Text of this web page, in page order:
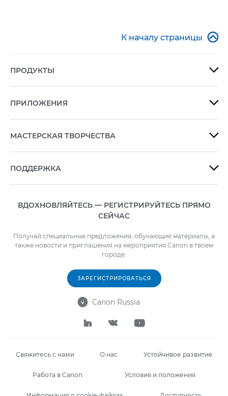
К началу страницы 
ПРОДУКТЫ 
ПРИЛОЖЕНИЯ 
МАСТЕРСКАЯ ТВОРЧЕСТВА 
ПОДДЕРЖКА 
ВДОХНОВЛЯЙТЕСЬ — РЕГИСТРИРУЙТЕСЬ ПРЯМО
СЕЙЧАС
Получай специальные предложения, обучающие материалы, а
также новости и приглашения на мероприятия Canon в твоем
городе.
ЗАРЕГИСТРИРОВАТЬСЯ
 Canon Russia
  
Свяжитесь с нами О нас Устойчивое развитие
Работа в Canon Условия и положения